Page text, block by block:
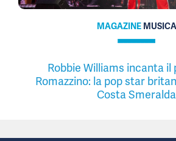
MAGAZINE MUSICA
Robbie Williams incanta il
Romazzino: la pop star
Costa Smeralda